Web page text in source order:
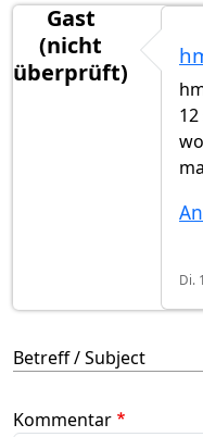
Gast
(nicht
überprüft)
Di.
Betreff / Subject
Kommentar